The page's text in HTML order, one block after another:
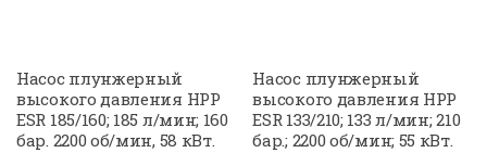
Насос плунжерный
высокого давления HPP
ESR 185/160; 185 л/мин; 160
бар. 2200 об/мин, 58 кВт.
Насос плунжерный
высокого давления HPP
ESR 133/210; 133 л/мин; 210
бар.; 2200 об/мин; 55 кВт.